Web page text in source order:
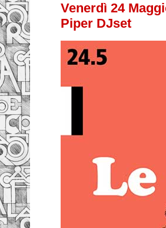
Venerdì 24
Piper DJset